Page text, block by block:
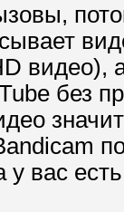
без
вас